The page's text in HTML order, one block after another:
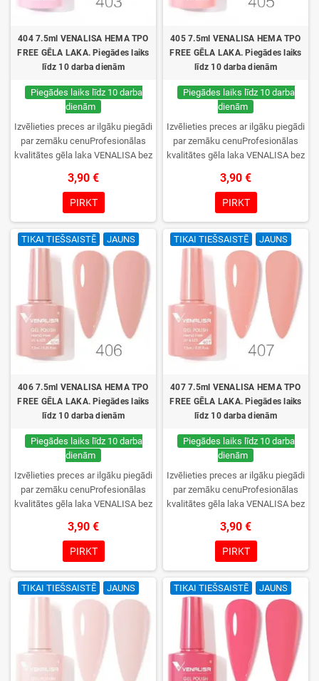
404 7.5ml VENALISA HEMA TPO
FREE GĒLA LAKA. Piegādes laiks
līdz 10 darba dienām
Piegādes laiks līdz 10 darba
dienām
Izvēlieties preces ar ilgāku piegādi
par zemāku cenuProfesionālas
kvalitātes gēla laka VENALISA bez
krāsu izvēle, lieliska sacietēšana
UV/LED lampās un ilgstoša
noturība. Katrs flakons iepakots
kastītē – pirmo reizi to atvērsiet
tikai jūs.
3,90 €
PIRKT
405 7.5ml VENALISA HEMA TPO
FREE GĒLA LAKA. Piegādes laiks
līdz 10 darba dienām
Piegādes laiks līdz 10 darba
dienām
Izvēlieties preces ar ilgāku piegādi
par zemāku cenuProfesionālas
kvalitātes gēla laka VENALISA bez
krāsu izvēle, lieliska sacietēšana
UV/LED lampās un ilgstoša
noturība. Katrs flakons iepakots
kastītē – pirmo reizi to atvērsiet
tikai jūs.
3,90 €
PIRKT
TIKAI TIEŠSAISTĒ JAUNS
406 7.5ml VENALISA HEMA TPO
FREE GĒLA LAKA. Piegādes laiks
līdz 10 darba dienām
Piegādes laiks līdz 10 darba
dienām
Izvēlieties preces ar ilgāku piegādi
par zemāku cenuProfesionālas
kvalitātes gēla laka VENALISA bez
krāsu izvēle, lieliska sacietēšana
UV/LED lampās un ilgstoša
noturība. Katrs flakons iepakots
kastītē – pirmo reizi to atvērsiet
tikai jūs.
3,90 €
PIRKT
TIKAI TIEŠSAISTĒ JAUNS
407 7.5ml VENALISA HEMA TPO
FREE GĒLA LAKA. Piegādes laiks
līdz 10 darba dienām
Piegādes laiks līdz 10 darba
dienām
Izvēlieties preces ar ilgāku piegādi
par zemāku cenuProfesionālas
kvalitātes gēla laka VENALISA bez
krāsu izvēle, lieliska sacietēšana
UV/LED lampās un ilgstoša
noturība. Katrs flakons iepakots
kastītē – pirmo reizi to atvērsiet
tikai jūs.
3,90 €
PIRKT
TIKAI TIEŠSAISTĒ JAUNS TIKAI TIEŠSAISTĒ JAUNS